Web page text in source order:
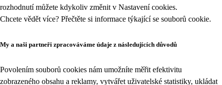
rozhodnutí můžete kdykoliv změnit v Nastavení cookies.
Chcete vědět více? Přečtěte si informace týkající se souborů cookie.
My a naši partneři zpracováváme údaje z následujících důvodů
Povolením souborů cookies nám umožníte měřit efektivitu
zobrazeného obsahu a reklamy, vytvářet uživatelské statistiky, ukládat